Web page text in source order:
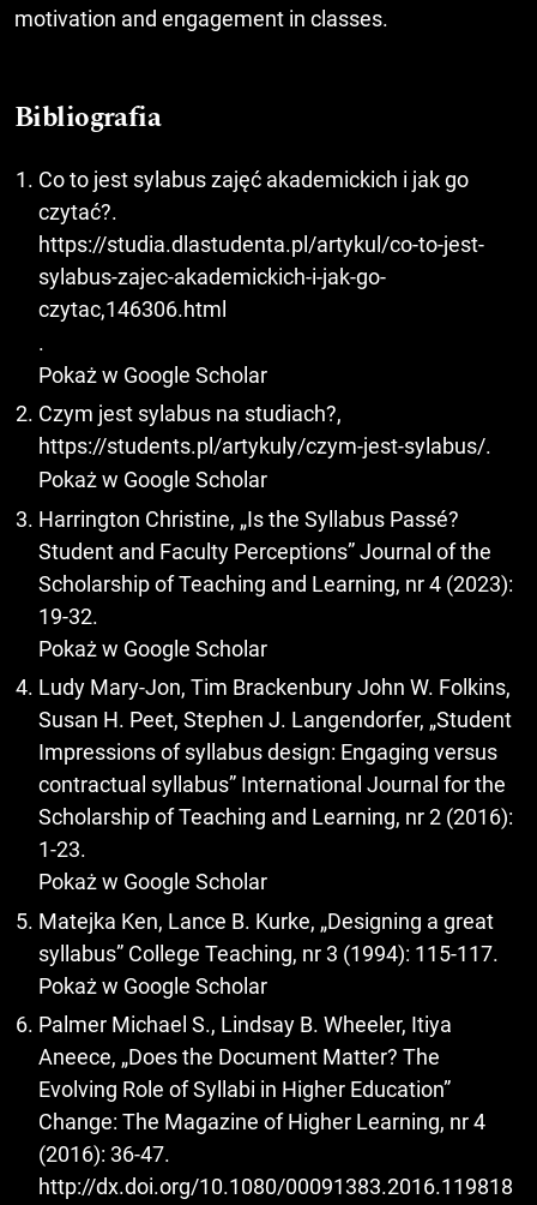
motivation and engagement in classes.
Bibliografia
Co to jest sylabus zajęć akademickich i jak go
czytać?.
https://studia.dlastudenta.pl/artykul/co-to-jest-
sylabus-zajec-akademickich-i-jak-go-
czytac,146306.html
.
Pokaż w Google Scholar
Czym jest sylabus na studiach?,
https://students.pl/artykuly/czym-jest-sylabus/.
Pokaż w Google Scholar
Harrington Christine, „Is the Syllabus Passé?
Student and Faculty Perceptions” Journal of the
Scholarship of Teaching and Learning, nr 4 (2023):
19-32.
Pokaż w Google Scholar
Ludy Mary-Jon, Tim Brackenbury John W. Folkins,
Susan H. Peet, Stephen J. Langendorfer, „Student
Impressions of syllabus design: Engaging versus
contractual syllabus” International Journal for the
Scholarship of Teaching and Learning, nr 2 (2016):
1-23.
Pokaż w Google Scholar
Matejka Ken, Lance B. Kurke, „Designing a great
syllabus” College Teaching, nr 3 (1994): 115-117.
Pokaż w Google Scholar
Palmer Michael S., Lindsay B. Wheeler, Itiya
Aneece, „Does the Document Matter? The
Evolving Role of Syllabi in Higher Education”
Change: The Magazine of Higher Learning, nr 4
(2016): 36-47.
http://dx.doi.org/10.1080/00091383.2016.119818